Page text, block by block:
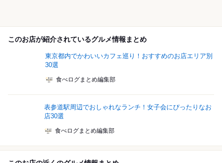
このお店が紹介されているグルメ情報まとめ
東京都内でかわいいカフェ巡り！おすすめのお店エリア別
30選
食べログまとめ編集部
表参道駅周辺でおしゃれなランチ！女子会にぴったりなお
店30選
食べログまとめ編集部